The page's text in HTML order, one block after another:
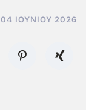
04 ΙΟΥΝΊΟΥ 2026